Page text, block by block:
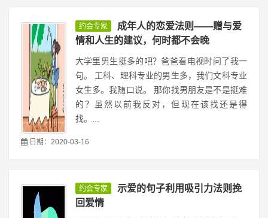
约会专家
成年人的恋爱法则——赠与爱
情和人生的建议，何时都不会晚
大学里男生挺多的吧？爸爸看电视时问了我一
句。 工科、理科专业的男生多，我们文科专业
女生多。我随口说。 那你找男朋友是不是挺难
的？虽然以前我反对，但现在该找还是得
找。...
日期：2020-03-16
约会专家
示爱的句子利用吸引力法则挽
回爱情